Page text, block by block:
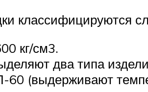
классифицируются
кг/см3.
два типа
(выдерживают